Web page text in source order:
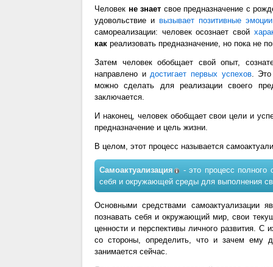
Человек не знает свое предназначение с
удовольствие и вызывает позитивные эмоции
самореализации: человек осознает свой
как реализовать предназначение, но пока не
Затем человек обобщает свой опыт,
направлено идостигает первых успехов. Это
можно сделать для реализации своего
заключается.
И наконец, человек обобщает свои цели и
предназначение и цель жизни.
В целом, этот процесс называется
Самоактуализация
- это процесс полного
себя и окружающей среды для выполнения
Основными средствами самоактуализации
познавать себя и окружающий мир, свои
ценности и перспективы личного развития.
со стороны, определить, что и зачем ему
занимается сейчас.